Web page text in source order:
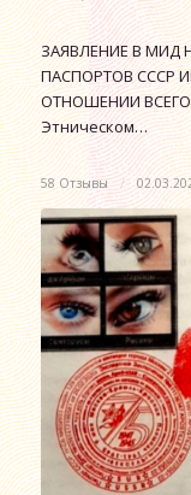
ЗАЯВЛЕНИЕ В МИД
ПАСПОРТОВ СССР
ОТНОШЕНИИ ВСЕГО
Этническом…
58 Отзывы /